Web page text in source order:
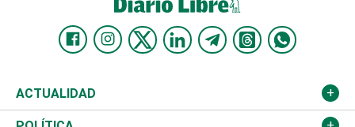
ACTUALIDAD